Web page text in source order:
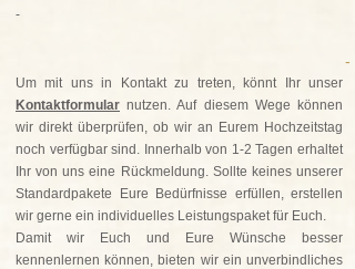
-
-
Um mit uns in Kontakt zu treten, könnt Ihr unser
Kontaktformular nutzen. Auf diesem Wege können
wir direkt überprüfen, ob wir an Eurem Hochzeitstag
noch verfügbar sind. Innerhalb von 1-2 Tagen erhaltet
Ihr von uns eine Rückmeldung. Sollte keines unserer
Standardpakete Eure Bedürfnisse erfüllen, erstellen
wir gerne ein individuelles Leistungspaket für Euch.
Damit wir Euch und Eure Wünsche besser
kennenlernen können, bieten wir ein unverbindliches